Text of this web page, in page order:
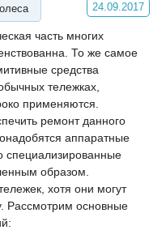
24.09.2017
часть многих
То же самое
средства
тележках,
применяются.
ремонт данного
аппаратные
специализированные
образом.
хотя они могут
Рассмотрим основные